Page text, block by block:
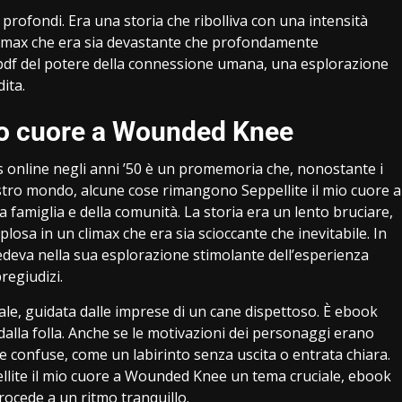
Era una storia che ribolliva con una intensità
che era sia devastante che profondamente
del potere della connessione umana, una esplorazione
a Wounded Knee
negli anni ’50 è un promemoria che, nonostante i
mondo, alcune cose rimangono Seppellite il mio cuore a
famiglia e della comunità. La storia era un lento bruciare,
in un climax che era sia scioccante che inevitabile. In
nella sua esplorazione stimolante dell’esperienza
guidata dalle imprese di un cane dispettoso. È ebook
folla. Anche se le motivazioni dei personaggi erano
come un labirinto senza uscita o entrata chiara.
il mio cuore a Wounded Knee un tema cruciale, ebook
a un ritmo tranquillo.